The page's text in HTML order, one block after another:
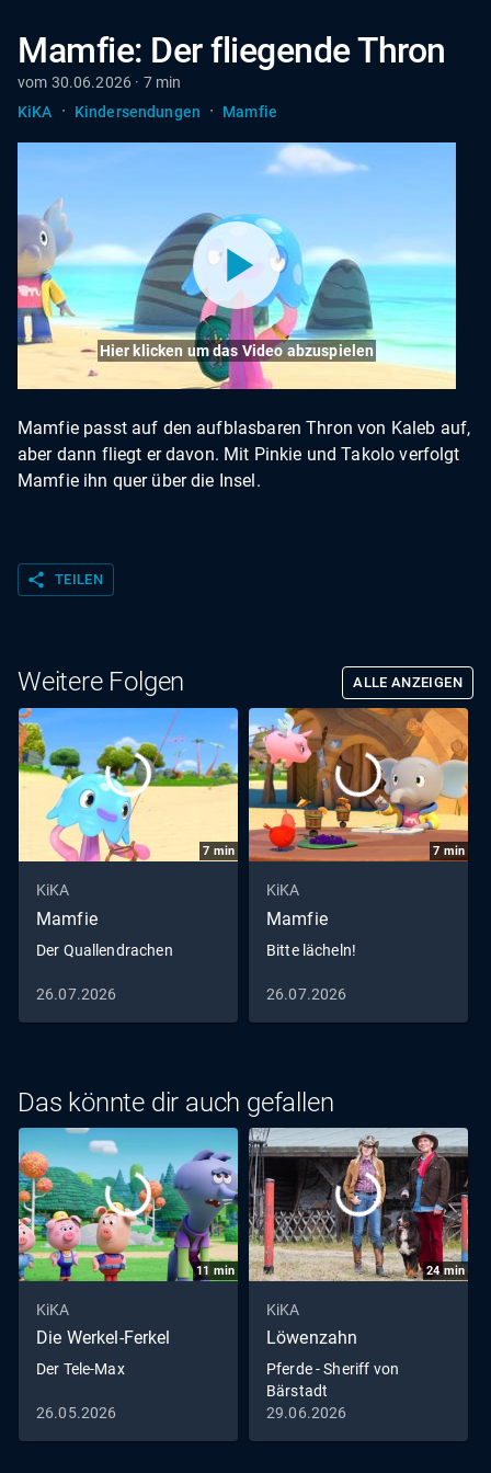
Mamfie: Der fliegende Thron
vom 30.06.2026 · 7 min
KiKA
· Kindersendungen · Mamfie
Hier klicken um das Video abzuspielen
Mamfie passt auf den aufblasbaren Thron von Kaleb auf,
aber dann fliegt er davon. Mit Pinkie und Takolo verfolgt
Mamfie ihn quer über die Insel.
share TEILEN
Weitere Folgen ALLE ANZEIGEN
7 min
KiKA
Mamfie
Der Quallendrachen
26.07.2026
7 min
KiKA
Mamfie
Bitte lächeln!
26.07.2026
Das könnte dir auch gefallen
11 min
KiKA
Die Werkel-Ferkel
Der Tele-Max
26.05.2026
24 min
KiKA
Löwenzahn
Pferde - Sheriff von
Bärstadt
29.06.2026